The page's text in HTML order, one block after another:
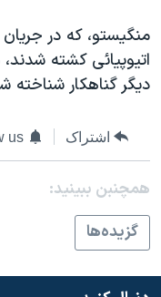
اسرائیل در جنگ
گالری عکس
ورزش زنان در ایران
اعتراضات زن، زندگی،
تریبونال مردمی آبان ۹۸
چهل سال گروگان‌گیری
قانون شفافیت دارائی
زبانهای مختلف
منگیستو، که در
اتیوپیائی کشته
دیگر گناهکار شناخته
اشتراک us
همچنبن ببینید:
گزيده‌ها